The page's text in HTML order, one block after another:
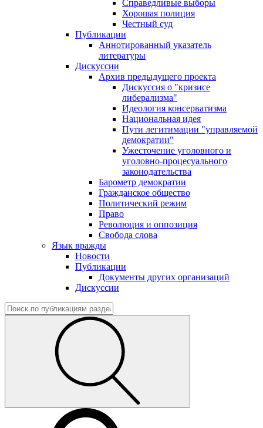
Справедливые выборы
Хорошая полиция
Честный суд
Публикации
Аннотированный указатель
литературы
Дискуссии
Архив предыдущего проекта
Дискуссия о "кризисе
либерализма"
Идеология консерватизма
Национальная идея
Пути легитимации "управляемой
демократии"
Ужесточение уголовного и
уголовно-процесуального
законодательства
Барометр демократии
Гражданское общество
Политический режим
Право
Революция и оппозиция
Свобода слова
Язык вражды
Новости
Публикации
Документы других организаций
Дискуссии